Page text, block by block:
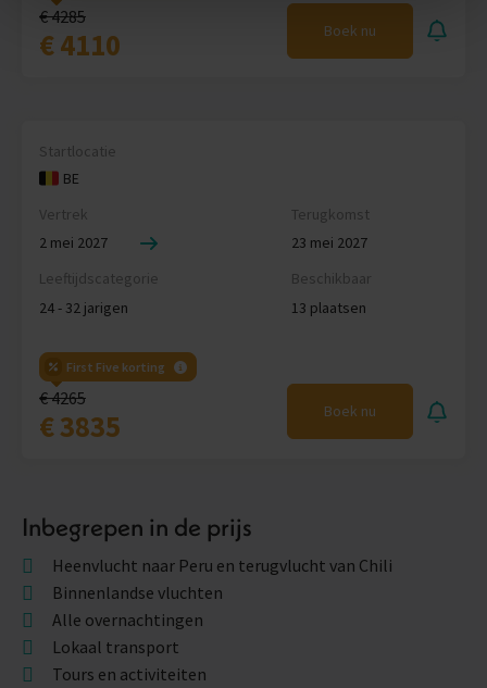
€ 4285
€ 4110 Boek nu
Startlocatie
BE
Vertrek
2 mei 2027
Terugkomst
23 mei 2027
Leeftijdscategorie
24 - 32 jarigen
Beschikbaar
13 plaatsen
First Five korting
€ 4265
€ 3835 Boek nu
Inbegrepen in de prijs
Heenvlucht naar Peru en terugvlucht van Chili
Binnenlandse vluchten
Alle overnachtingen
Lokaal transport
Tours en activiteiten